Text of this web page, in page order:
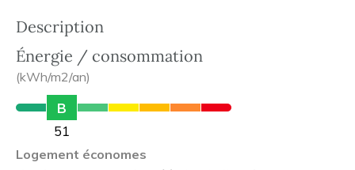
Description
Énergie / consommation
(kWh/m2/an)
B
51
Logement économes